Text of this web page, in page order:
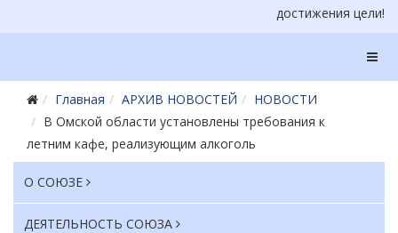
достижения цели!
Главная АРХИВ НОВОСТЕЙ
НОВОСТИ
В Омской области установлены требования к
летним кафе, реализующим алкоголь
О СОЮЗЕ
ДЕЯТЕЛЬНОСТЬ СОЮЗА